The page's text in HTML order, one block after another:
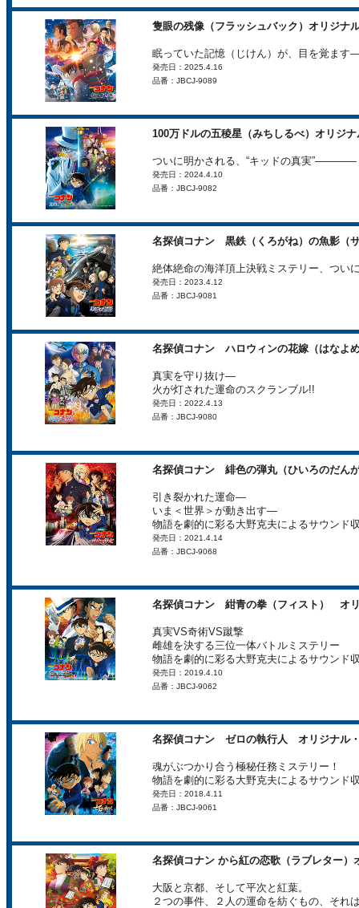
隻眼の残像（フラッシュバック）オリジナ
眠っていた記憶（じけん）が、目を覚ま
発売日：2025.4.16
品番：JBCJ-9089
100万ドルの五稜星（みちしるべ）オリジ
ついに明かされる、“キッドの真実”――――
発売日：2024.4.10
品番：JBCJ-9082
名探偵コナン 黒鉄（くろがね）の魚影（
絶体絶命の海洋頂上決戦ミステリー、つい
発売日：2023.4.12
品番：JBCJ-9081
名探偵コナン ハロウィンの花嫁（はなよ
真実を守り抜け―
火が灯された運命のスクランブル!!
発売日：2022.4.13
品番：JBCJ-9080
名探偵コナン 緋色の弾丸（ひいろのだん
引き裂かれた運命―
いま＜世界＞が動き出す―
物語を劇的に彩る大野克夫によるサウンド
発売日：2021.4.14
品番：JBCJ-9068
名探偵コナン 紺青の拳（フィスト） オ
真実VS奇術VS蹴撃
雌雄を決する三位一体バトルミステリー
物語を劇的に彩る大野克夫によるサウンド
発売日：2019.4.10
品番：JBCJ-9062
名探偵コナン ゼロの執行人 オリジナル
魂がぶつかり合う極秘任務ミステリー！
物語を劇的に彩る大野克夫によるサウンド
発売日：2018.4.11
品番：JBCJ-9061
名探偵コナン から紅の恋歌（ラブレター）
大阪と京都、そして平次と紅葉。
２つの事件、２人の運命を紡ぐもの、それ